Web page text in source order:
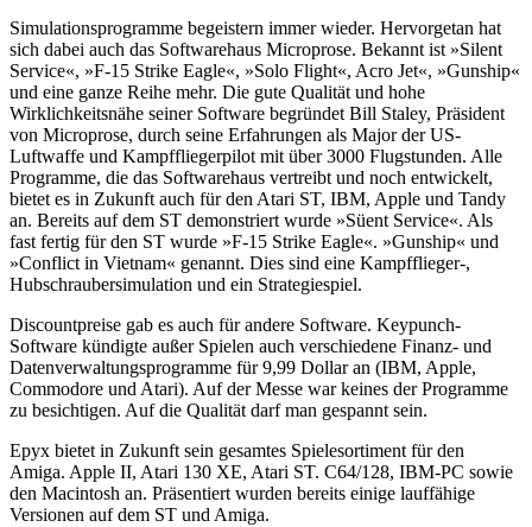
Simulationsprogramme begeistern immer wieder. Hervorgetan hat
sich dabei auch das Softwarehaus Microprose. Bekannt ist »Silent
Service«, »F-15 Strike Eagle«, »Solo Flight«, Acro Jet«, »Gunship«
und eine ganze Reihe mehr. Die gute Qualität und hohe
Wirklichkeitsnähe seiner Software begründet Bill Staley, Präsident
von Microprose, durch seine Erfahrungen als Major der US-
Luftwaffe und Kampffliegerpilot mit über 3000 Flugstunden. Alle
Programme, die das Softwarehaus vertreibt und noch entwickelt,
bietet es in Zukunft auch für den Atari ST, IBM, Apple und Tandy
an. Bereits auf dem ST demonstriert wurde »Süent Service«. Als
fast fertig für den ST wurde »F-15 Strike Eagle«. »Gunship« und
»Conflict in Vietnam« genannt. Dies sind eine Kampfflieger-,
Hubschraubersimulation und ein Strategiespiel.
Discountpreise gab es auch für andere Software. Keypunch-
Software kündigte außer Spielen auch verschiedene Finanz- und
Datenverwaltungsprogramme für 9,99 Dollar an (IBM, Apple,
Commodore und Atari). Auf der Messe war keines der Programme
zu besichtigen. Auf die Qualität darf man gespannt sein.
Epyx bietet in Zukunft sein gesamtes Spielesortiment für den
Amiga. Apple II, Atari 130 XE, Atari ST. C64/128, IBM-PC sowie
den Macintosh an. Präsentiert wurden bereits einige lauffähige
Versionen auf dem ST und Amiga.